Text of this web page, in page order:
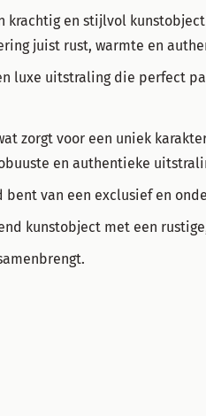
krachtig en stijlvol
juist rust, warmte en
luxe uitstraling die perfect
zorgt voor een uniek
en authentieke
bent van een exclusief en
kunstobject met een